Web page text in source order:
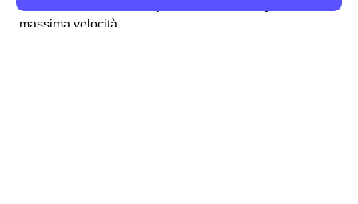
massima velocità.